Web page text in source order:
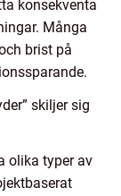
konsekventa
Många
brist på
skiljer sig
olika typer av